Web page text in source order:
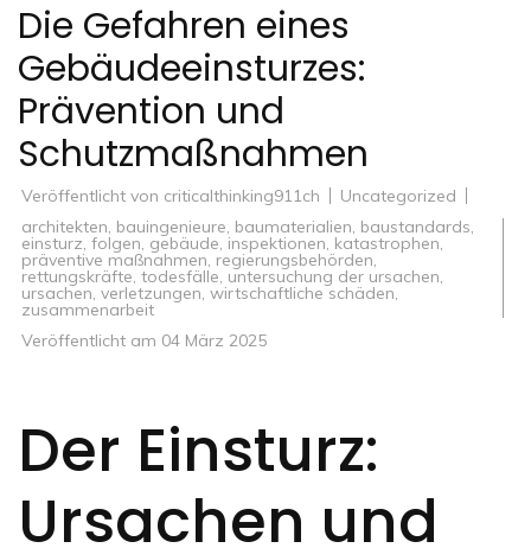
Die Gefahren eines
Gebäudeeinsturzes:
Prävention und
Schutzmaßnahmen
Veröffentlicht von criticalthinking911ch
Uncategorized
architekten, bauingenieure, baumaterialien, baustandards,
einsturz, folgen, gebäude, inspektionen, katastrophen,
präventive maßnahmen, regierungsbehörden,
rettungskräfte, todesfälle, untersuchung der ursachen,
ursachen, verletzungen, wirtschaftliche schäden,
zusammenarbeit
Veröffentlicht am 04 März 2025
Der Einsturz:
Ursachen und